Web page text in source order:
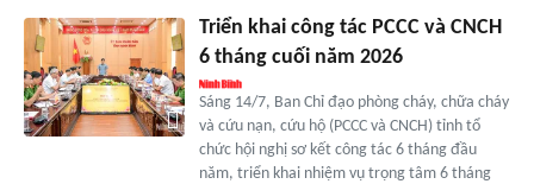
Triển khai công tác PCCC và CNCH
6 tháng cuối năm 2026
Sáng 14/7, Ban Chỉ đạo phòng cháy, chữa cháy
và cứu nạn, cứu hộ (PCCC và CNCH) tỉnh tổ
chức hội nghị sơ kết công tác 6 tháng đầu
năm, triển khai nhiệm vụ trọng tâm 6 tháng